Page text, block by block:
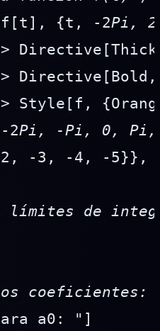
{t, -2Pi, 2
Style[f,
2
Pi, -Pi, 0, Pi,
-3, -4, -5}},
límites de
coeficientes:
a0: "]